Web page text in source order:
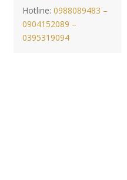
Hotline:0988089483 –
0904152089 –
0395319094